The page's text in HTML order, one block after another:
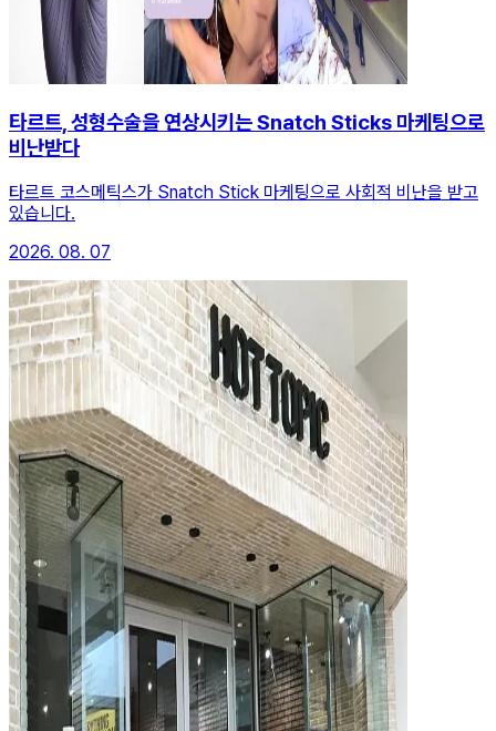
타르트, 성형수술을 연상시키는 Snatch Sticks 마케팅으로
비난받다
타르트 코스메틱스가 Snatch Stick 마케팅으로 사회적 비난을 받고
있습니다.
2026. 08. 07